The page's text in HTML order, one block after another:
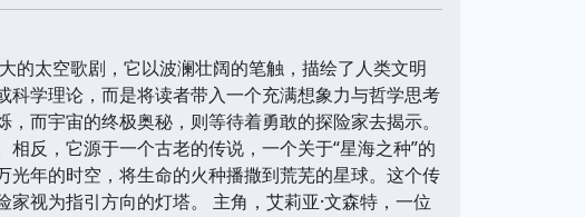
的太空歌剧，它以波澜壮阔的笔触，描绘了人类文明
学理论，而是将读者带入一个充满想象力与哲学思考
而宇宙的终极奥秘，则等待着勇敢的探险家去揭示。
反，它源于一个古老的传说，一个关于“星海之种”的
年的时空，将生命的火种播撒到荒芜的星球。这个传
视为指引方向的灯塔。 主角，艾莉亚·文森特，一位